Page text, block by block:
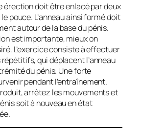
érection doit être enlacé par deux
pouce. L’anneau ainsi formé doit
autour de la base du pénis.
est importante, mieux on
L’exercice consiste à effectuer
qui déplacent l’anneau
du pénis. Une forte
pendant l’entraînement.
arrêtez les mouvements et
soit à nouveau en état